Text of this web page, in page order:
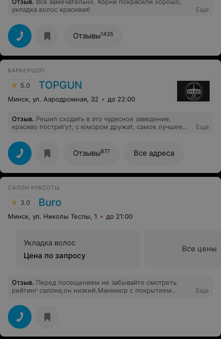
Отзыв. Все замечательно. Корни покрасили хорошо,
укладка волос красивая!
Еще
Отзывы1435
БАРБЕРШОП
5.0 TOPGUN
Минск, ул. Аэродромная, 32 до 22:00
Отзыв. Решил сходить в это чудесное заведение,
красиво постригут, с юмором дружат, самое лучшее
Еще
Отзывы877 Все адреса
САЛОН КРАСОТЫ
3.0 Buro
Минск, ул. Николы Теслы, 1 до 21:00
Укладка волос
Цена по запросу
Все цены
Отзыв. Перед посещением не забывайте смотреть
рейтинг салона,он низкий.Маникюр с покрытием
этого салона,к сожалению ни один не справился со
своей работой.Покрытие отваливается либо сразу по
приезду домой, спустя день ,через 6 дней(6
ногтей).Сначала относилась с пониманием,но сейчас
Еще